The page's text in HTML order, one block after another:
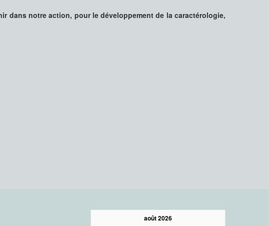
dans notre action, pour le développement de la caractérologie,
août 2026